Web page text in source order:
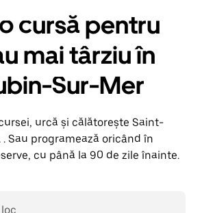
cursă pentru
mai târziu în
Sur-Mer
urcă și călătorește Saint-
Sau programează oricând în
cu până la 90 de zile înainte.